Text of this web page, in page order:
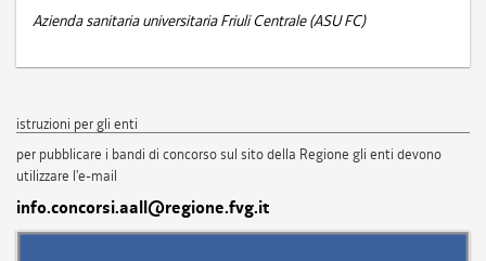
Azienda sanitaria universitaria Friuli Centrale (ASU FC)
istruzioni per gli enti
per pubblicare i bandi di concorso sul sito della Regione gli enti devono
utilizzare l'e-mail
info.concorsi.aall@regione.fvg.it